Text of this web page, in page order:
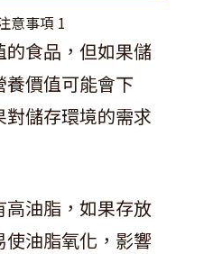
食品，但如果儲
養價值可能會下
儲存環境的需求
高油脂，如果存放
油脂氧化，影響